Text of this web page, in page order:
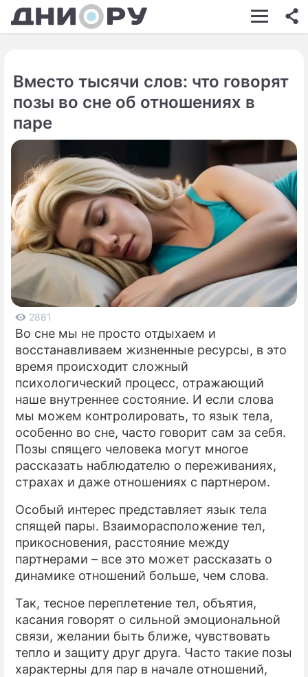
ШОУ-БИЗНЕС
КИНО
ЗДОРОВЬЕ
ЭКОНОМИКА
ПРОИСШЕСТВИЯ
СОННИК
СТИЛЬ ЖИЗНИ
СЕРИАЛЫ
ИГРЫ
ПРЕСС-РЕЛИЗЫ
Вместо тысячи слов: что говорят
позы во сне об отношениях в
паре
2881
Во сне мы не просто отдыхаем и
восстанавливаем жизненные ресурсы, в это
время происходит сложный
психологический процесс, отражающий
наше внутреннее состояние. И если слова
мы можем контролировать, то язык тела,
особенно во сне, часто говорит сам за себя.
Позы спящего человека могут многое
рассказать наблюдателю о переживаниях,
страхах и даже отношениях с партнером.
Особый интерес представляет язык тела
спящей пары. Взаиморасположение тел,
прикосновения, расстояние между
партнерами – все это может рассказать о
динамике отношений больше, чем слова.
Так, тесное переплетение тел, объятия,
касания говорят о сильной эмоциональной
связи, желании быть ближе, чувствовать
тепло и защиту друг друга. Часто такие позы
характерны для пар в начале отношений,